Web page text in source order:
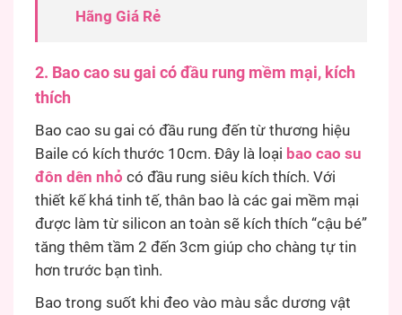
Hãng Giá Rẻ
2. Bao cao su gai có đầu rung mềm mại, kích
thích
Bao cao su gai có đầu rung đến từ thương hiệu
Baile có kích thước 10cm. Đây là loại bao cao su
đôn dên nhỏ có đầu rung siêu kích thích. Với
thiết kế khá tinh tế, thân bao là các gai mềm mại
được làm từ silicon an toàn sẽ kích thích “cậu bé”
tăng thêm tầm 2 đến 3cm giúp cho chàng tự tin
hơn trước bạn tình.
Bao trong suốt khi đeo vào màu sắc dương vật